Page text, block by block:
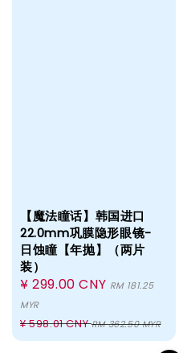
【魔法瞳话】韩国进口
22.0mm巩膜隐形眼镜-
日蚀瞳【年抛】（两片
装）
Sale
price
¥ 299.00 CNY RM 181.25
MYR
Regular
price
¥ 598.01 CNYRM 362.50 MYR